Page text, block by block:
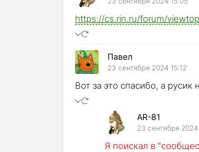
https://cs.rin.ru/forum/
Павел
23 сентября 2024 15:12
Вот за это спасибо, а
AR-81
23 сентября 2024
Я поискал в